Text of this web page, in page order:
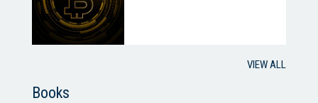
VIEW ALL
Books